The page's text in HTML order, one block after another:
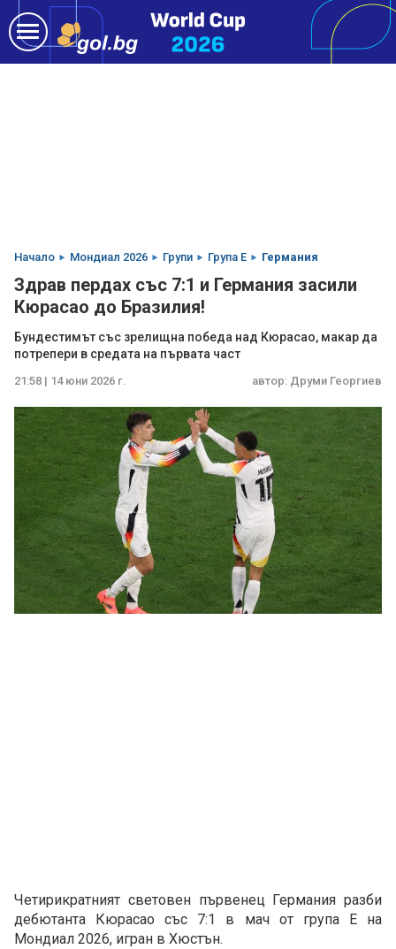
Начало Мондиал 2026 Групи Група E Германия
Здрав пердах със 7:1 и Германия засили
Кюрасао до Бразилия!
Бундестимът със зрелищна победа над Кюрасао, макар да
потрепери в средата на първата част
21:58 | 14 юни 2026 г. автор: Друми Георгиев
Четирикратният световен първенец Германия разби
дебютанта Кюрасао със 7:1 в мач от група Е на
Мондиал 2026, игран в Хюстън.